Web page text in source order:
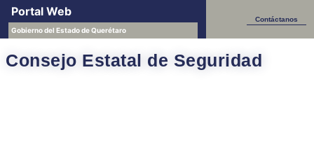
Portal Web
Gobierno del Estado de Querétaro
Contáctanos
Consejo Estatal de Seguridad